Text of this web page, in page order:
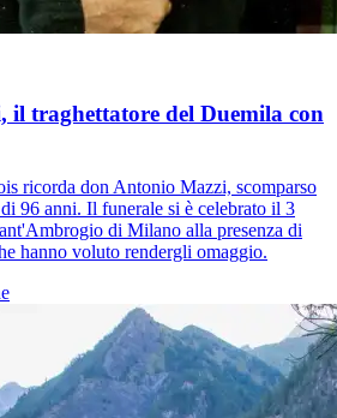
il traghettatore del Duemila con
ricorda don Antonio Mazzi, scomparso
96 anni. Il funerale si è celebrato il 3
di Milano alla presenza di
hanno voluto rendergli omaggio.